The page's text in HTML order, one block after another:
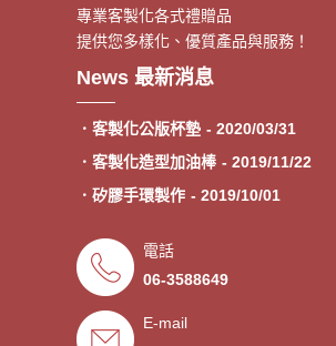
專業客製化各式禮贈品
提供您多樣化、優質產品與服務！
News 最新消息
費》
．客製化公版杯墊 - 2020/03/31
．客製化造型加油棒 - 2019/11/22
．矽膠手環製作 - 2019/10/01
．來圖印製氣囊支架 低起訂量
．超低價少量手環客製
．禮贈品客製化服務，歡迎免費
電話
06-3588649
E-mail